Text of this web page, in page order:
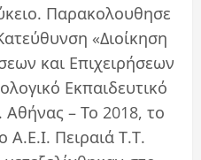
Παρακολουθησε
«Διοίκηση
και Επιχειρήσεων
Εκπαιδευτικό
– Το 2018, το
Α.Ε.Ι. Πειραιά Τ.Τ.